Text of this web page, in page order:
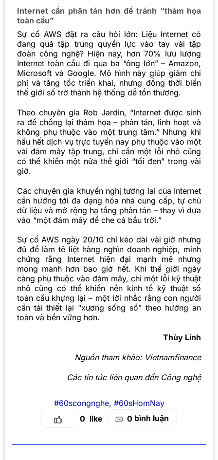
Internet cần phân tán hơn để tránh “thảm họa
toàn cầu”
Sự cố AWS đặt ra câu hỏi lớn: Liệu Internet có
đang quá tập trung quyền lực vào tay vài tập
đoàn công nghệ? Hiện nay, hơn 70% lưu lượng
Internet toàn cầu đi qua ba “ông lớn” – Amazon,
Microsoft và Google. Mô hình này giúp giảm chi
phí và tăng tốc triển khai, nhưng đồng thời biến
thế giới số trở thành hệ thống dễ tổn thương.
Theo chuyên gia Rob Jardin, “Internet được sinh
ra để chống lại thảm họa – phân tán, linh hoạt và
không phụ thuộc vào một trung tâm.” Nhưng khi
hầu hết dịch vụ trực tuyến nay phụ thuộc vào một
vài đám mây tập trung, chỉ cần một lỗi nhỏ cũng
có thể khiến một nửa thế giới “tối đen” trong vài
giờ.
Các chuyên gia khuyến nghị tương lai của Internet
cần hướng tới đa dạng hóa nhà cung cấp, tự chủ
dữ liệu và mở rộng hạ tầng phân tán – thay vì dựa
vào “một đám mây để che cả bầu trời.”
Sự cố AWS ngày 20/10 chỉ kéo dài vài giờ nhưng
đủ để làm tê liệt hàng nghìn doanh nghiệp, minh
chứng rằng Internet hiện đại mạnh mẽ nhưng
mong manh hơn bao giờ hết. Khi thế giới ngày
càng phụ thuộc vào đám mây, chỉ một lỗi kỹ thuật
nhỏ cũng có thể khiến nền kinh tế kỹ thuật số
toàn cầu khựng lại – một lời nhắc rằng con người
cần tái thiết lại “xương sống số” theo hướng an
toàn và bền vững hơn.
Thùy Linh
Nguồn tham khảo: Vietnamfinance
Các tin tức liên quan đến Công nghệ
#60scongnghe, #60sHomNay
0
0 bình luận